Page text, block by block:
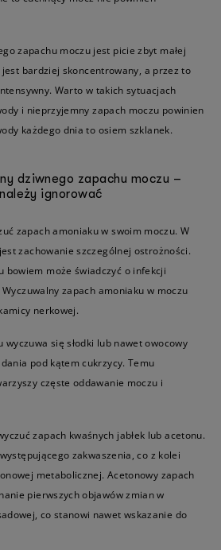
zapachu moczu jest picie zbyt małej
bardziej skoncentrowany, a przez to
Warto w takich sytuacjach
i nieprzyjemny zapach moczu powinien
każdego dnia to osiem szklanek.
dziwnego zapachu moczu –
ignorować
zapach amoniaku w swoim moczu. W
zachowanie szczególnej ostrożności.
bowiem może świadczyć o infekcji
zapach amoniaku w moczu
nerkowej.
wyczuwa się słodki lub nawet owocowy
pod kątem cukrzycy. Temu
częste oddawanie moczu i
zapach kwaśnych jabłek lub acetonu.
zakwaszenia, co z kolei
metabolicznej. Acetonowy zapach
pierwszych objawów zmian w
co stanowi nawet wskazanie do